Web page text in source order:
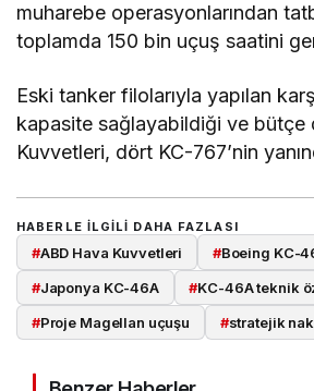
muharebe operasyonlarından
toplamda 150 bin uçuş saatini
Eski tanker filolarıyla yapılan
kapasite sağlayabildiği ve
Kuvvetleri, dört KC-767’nin
HABERLE ILGILI DAHA FAZLASI
#ABD Hava Kuvvetleri #Boeing KC-
#Japonya KC-46A #KC-46A teknik
#Proje Magellan uçuşu #stratejik